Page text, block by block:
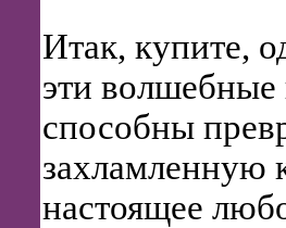
Итак, купите,
эти
способны
захламленную
настоящее